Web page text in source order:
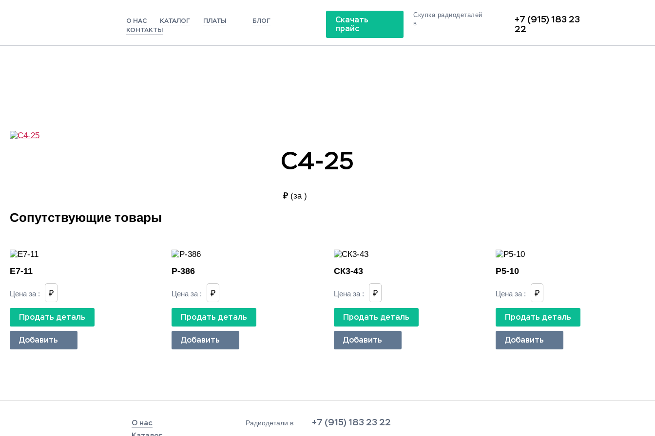
О НАС КАТАЛОГ ПЛАТЫ
БЛОГ
КОНТАКТЫ
Скачать
прайс
Скупка радиодеталей
в
+7 (915) 183 23
22
С4-25
₽ (за )
Сопутствующие товары
E7-11
Цена за : ₽
Продать деталь
Добавить
Р-386
Цена за : ₽
Продать деталь
Добавить
СК3-43
Цена за : ₽
Продать деталь
Добавить
Р5-10
Цена за : ₽
Продать деталь
Добавить
О нас
Радиодетали в +7 (915) 183 23 22